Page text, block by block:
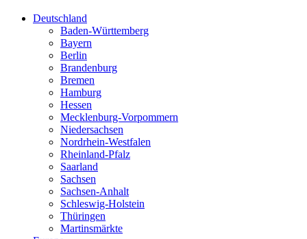
Deutschland
Baden-Württemberg
Bayern
Berlin
Brandenburg
Bremen
Hamburg
Hessen
Mecklenburg-Vorpommern
Niedersachsen
Nordrhein-Westfalen
Rheinland-Pfalz
Saarland
Sachsen
Sachsen-Anhalt
Schleswig-Holstein
Thüringen
Martinsmärkte